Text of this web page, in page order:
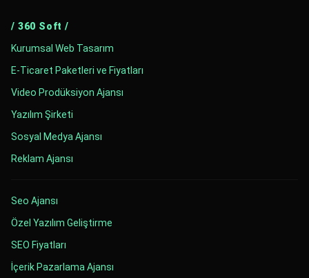
/ 360 Soft /
Kurumsal Web Tasarım
E-Ticaret Paketleri ve Fiyatları
Video Prodüksiyon Ajansı
Yazılım Şirketi
Sosyal Medya Ajansı
Reklam Ajansı
Seo Ajansı
Özel Yazılım Geliştirme
SEO Fiyatları
İçerik Pazarlama Ajansı